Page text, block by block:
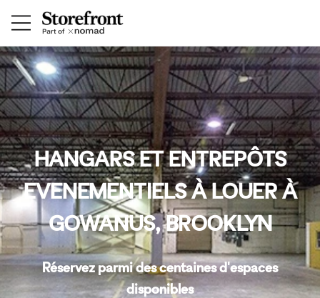
HANGARS ET ENTREPÔTS
EVENEMENTIELS À LOUER À
GOWANUS, BROOKLYN
Réservez parmi des centaines d'espaces
disponibles